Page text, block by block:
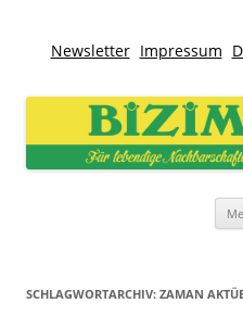
Newsletter Impressum
Bizim Kiez –
Für lebendige Nachbarschaften
SCHLAGWORTARCHIV: ZAMAN